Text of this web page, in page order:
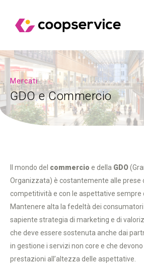
Mercati
GDO e Commercio
Il mondo del commercio e della GDO
Organizzata) è costantemente alle prese
competitività e con le aspettative sempre
Mantenere alta la fedeltà dei
sapiente strategia di marketing e di
che deve essere sostenuta anche dai
in gestione i servizi non core e che
prestazioni all’altezza delle aspettative.